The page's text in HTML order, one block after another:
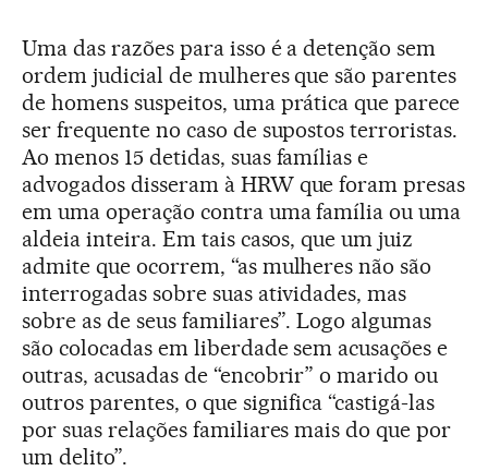
Uma das razões para isso é a detenção sem
ordem judicial de mulheres que são parentes
de homens suspeitos, uma prática que parece
ser frequente no caso de supostos terroristas.
Ao menos 15 detidas, suas famílias e
advogados disseram à HRW que foram presas
em uma operação contra uma família ou uma
aldeia inteira. Em tais casos, que um juiz
admite que ocorrem, “as mulheres não são
interrogadas sobre suas atividades, mas
sobre as de seus familiares”. Logo algumas
são colocadas em liberdade sem acusações e
outras, acusadas de “encobrir” o marido ou
outros parentes, o que significa “castigá-las
por suas relações familiares mais do que por
um delito”.